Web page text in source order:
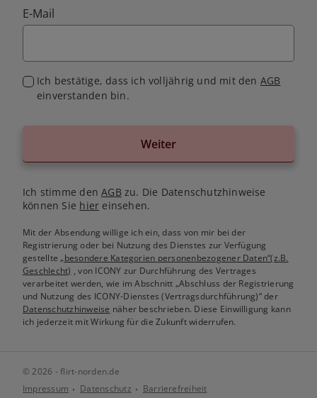
E-Mail
Ich bestätige, dass ich volljährig und mit den AGB
einverstanden bin.
Weiter
Ich stimme denAGB zu. Die Datenschutzhinweise
können Sie hier einsehen.
Mit der Absendung willige ich ein, dass von mir bei der
Registrierung oder bei Nutzung des Dienstes zur Verfügung
gestellte„besondere Kategorien personenbezogener Daten“(z.B.
Geschlecht) , von ICONY zur Durchführung des Vertrages
verarbeitet werden, wie im Abschnitt „Abschluss der Registrierung
und Nutzung des ICONY-Dienstes (Vertragsdurchführung)“ der
Datenschutzhinweise näher beschrieben. Diese Einwilligung kann
ich jederzeit mit Wirkung für die Zukunft widerrufen.
© 2026 - flirt-norden.de
Impressum
Datenschutz Barrierefreiheit